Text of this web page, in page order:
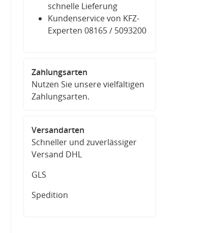
schnelle Lieferung
Kundenservice von KFZ-
Experten 08165 / 5093200
Zahlungsarten
Nutzen Sie unsere vielfältigen
Zahlungsarten.
Versandarten
Schneller und zuverlässiger
Versand DHL
GLS
Spedition